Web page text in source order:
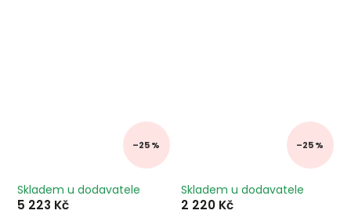
–25 %
Skladem u dodavatele
5 223 Kč
–25 %
Skladem u dodavatele
2 220 Kč